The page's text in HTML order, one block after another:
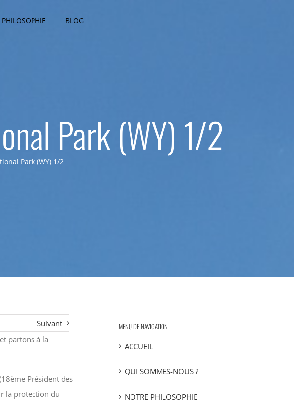
BLOG
Park (WY) 1/2
Park (WY) 1/2
Suivant
partons à la
Président des
la protection du
MENU DE NAVIGATION
ACCUEIL
QUI SOMMES-NOUS ?
NOTRE PHILOSOPHIE